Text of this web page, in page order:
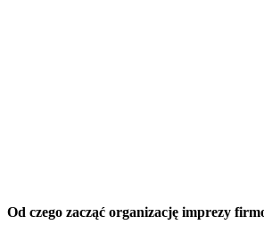
Od czego zacząć organizację imprezy